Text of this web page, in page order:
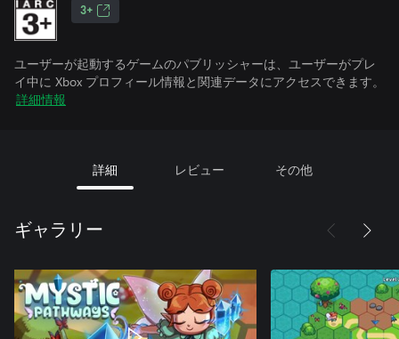
3+
ユーザーが起動するゲームのパブリッシャーは、ユーザーがプレ
イ中に Xbox プロフィール情報と関連データにアクセスできます。
詳細情報
詳細 レビュー その他
ギャラリー